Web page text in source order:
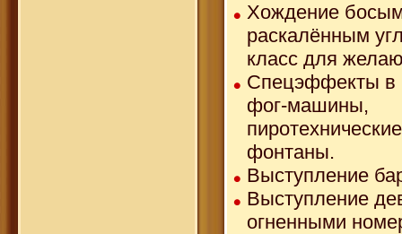
Хождение
раскалённым
класс для
Спецэффекты в
фог-машины,
фонтаны.
Выступление
Выступление
огненными